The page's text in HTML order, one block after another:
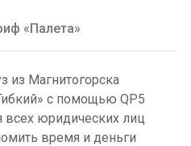
«Палета»
из Магнитогорска
с помощью QP5
юридических лиц
время и деньги